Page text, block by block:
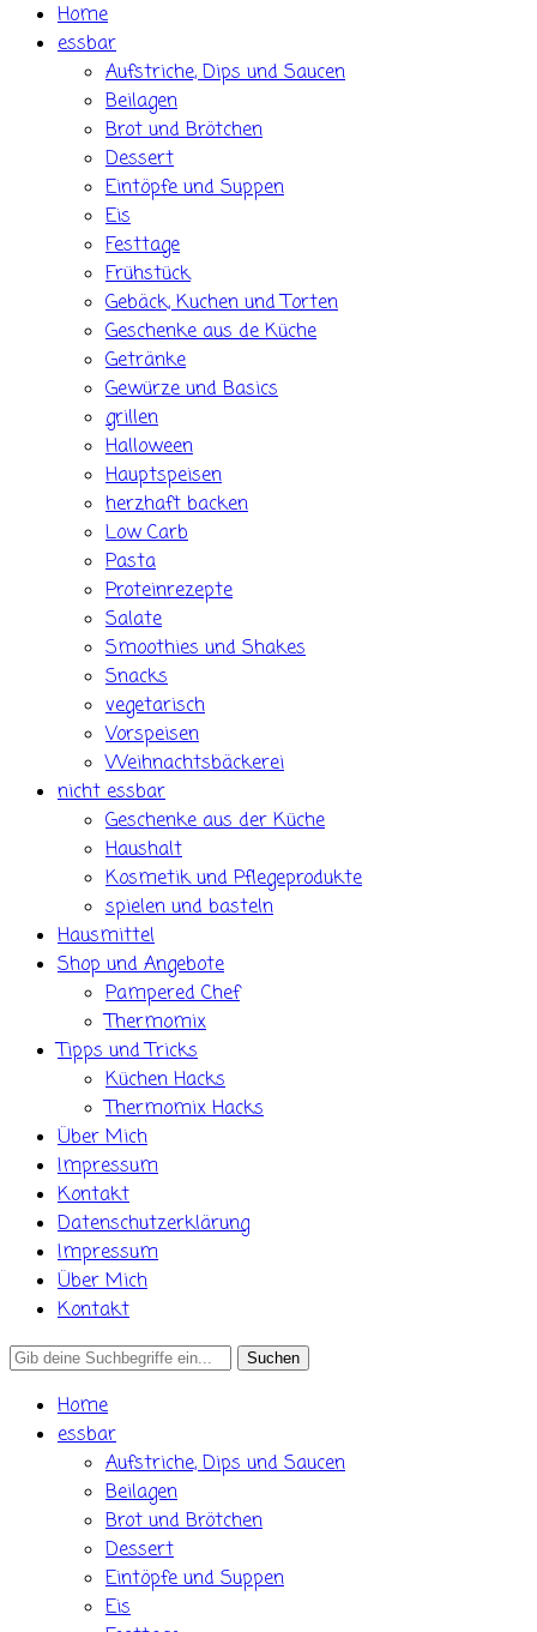
Home
essbar
Aufstriche, Dips und Saucen
Beilagen
Brot und Brötchen
Dessert
Eintöpfe und Suppen
Eis
Festtage
Frühstück
Gebäck, Kuchen und Torten
Geschenke aus de Küche
Getränke
Gewürze und Basics
grillen
Halloween
Hauptspeisen
herzhaft backen
Low Carb
Pasta
Proteinrezepte
Salate
Smoothies und Shakes
Snacks
vegetarisch
Vorspeisen
Weihnachtsbäckerei
nicht essbar
Geschenke aus der Küche
Haushalt
Kosmetik und Pflegeprodukte
spielen und basteln
Hausmittel
Shop und Angebote
Pampered Chef
Thermomix
Tipps und Tricks
Küchen Hacks
Thermomix Hacks
Über Mich
Impressum
Kontakt
Datenschutzerklärung
Impressum
Über Mich
Kontakt
Search
Home
essbar
Aufstriche, Dips und Saucen
Beilagen
Brot und Brötchen
Dessert
Eintöpfe und Suppen
Eis